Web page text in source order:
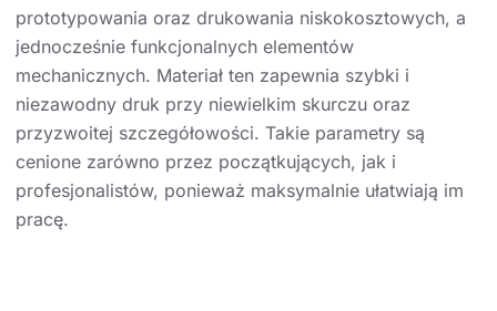
prototypowania oraz drukowania niskokosztowych, a
jednocześnie funkcjonalnych elementów
mechanicznych. Materiał ten zapewnia szybki i
niezawodny druk przy niewielkim skurczu oraz
przyzwoitej szczegółowości. Takie parametry są
cenione zarówno przez początkujących, jak i
profesjonalistów, ponieważ maksymalnie ułatwiają im
pracę.